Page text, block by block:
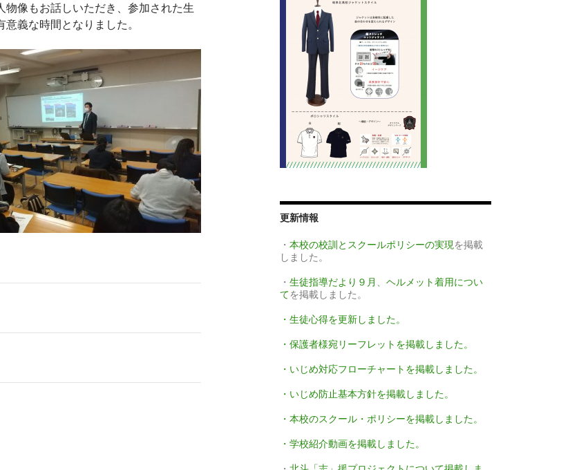
物像もお話しいただき、参加された生
義な時間となりました。
更新情報
・ 本校の校訓とスクールポリシーの実現を掲載
しました。
・ 生徒指導だより９月
ヘルメット着用につい
てを掲載しました。
・生徒心得を更新しました。
・保護者様宛リーフレットを掲載しました。
・いじめ対応フローチャートを掲載しました。
・いじめ防止基本方針を掲載しました。
・本校のスクール・ポリシーを掲載しました。
・学校紹介動画を掲載しました。